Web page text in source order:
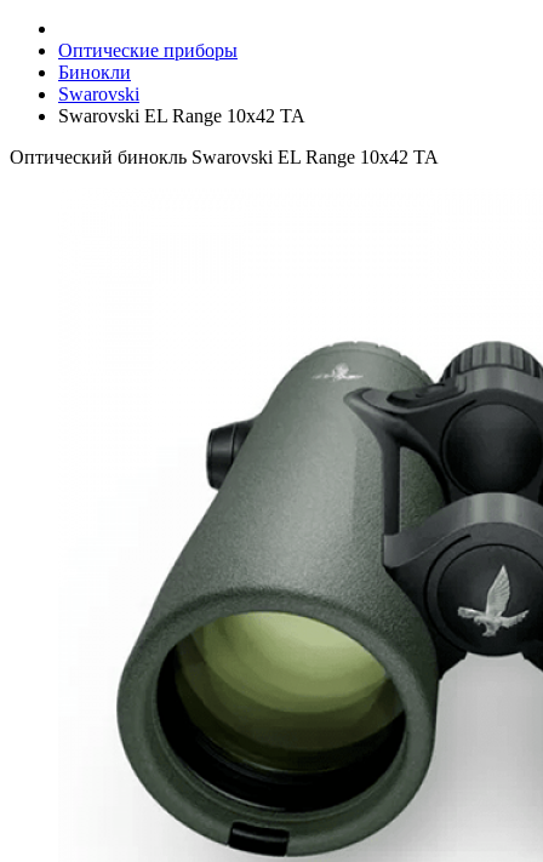
Оптические приборы
Бинокли
Swarovski
Swarovski EL Range 10x42 TA
Оптический бинокль Swarovski EL Range 10x42 TA